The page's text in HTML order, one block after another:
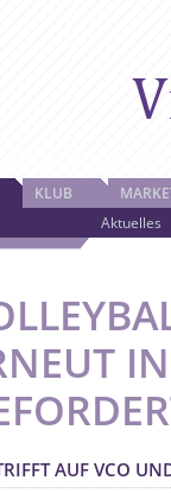
Aktuelles
KLUB
AUF VCO